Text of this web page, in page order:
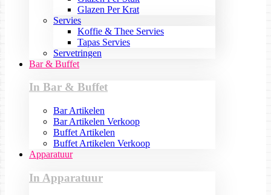
Glazen Per Krat
Servies
Koffie & Thee Servies
Tapas Servies
Servetringen
Bar & Buffet
In Bar & Buffet
Bar Artikelen
Bar Artikelen Verkoop
Buffet Artikelen
Buffet Artikelen Verkoop
Apparatuur
In Apparatuur